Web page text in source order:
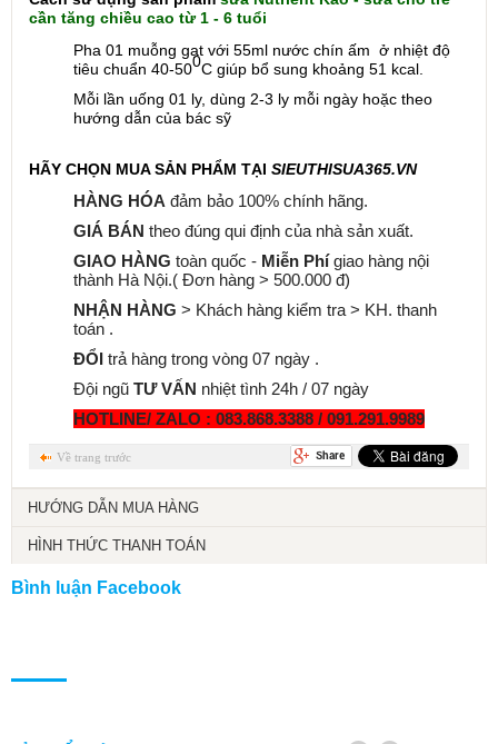
cần tăng chiều cao từ 1 - 6 tuổi
Pha 01 muỗng gạt với 55ml nước chín ấm ở nhiệt độ
tiêu chuẩn 40-500C giúp bổ sung khoảng 51 kcal.
Mỗi lần uống 01 ly, dùng 2-3 ly mỗi ngày hoặc theo
hướng dẫn của bác sỹ
HÃY CHỌN MUA SẢN PHẨM TẠI SIEUTHISUA365.VN
HÀNG HÓA đảm bảo 100% chính hãng.
GIÁ BÁN theo đúng qui định của nhà sản xuất.
GIAO HÀNG toàn quốc - Miễn Phígiao hàng nội
thành Hà Nội.( Đơn hàng > 500.000 đ)
NHẬN HÀNG > Khách hàng kiểm tra > KH. thanh
toán .
ĐỔI trả hàng trong vòng 07 ngày .
Đội ngũ TƯ VẤN nhiệt tình 24h / 07 ngày
HOTLINE/ ZALO : 083.868.3388 / 091.291.9989
Về trang trước
HƯỚNG DẪN MUA HÀNG
HÌNH THỨC THANH TOÁN
Bình luận Facebook